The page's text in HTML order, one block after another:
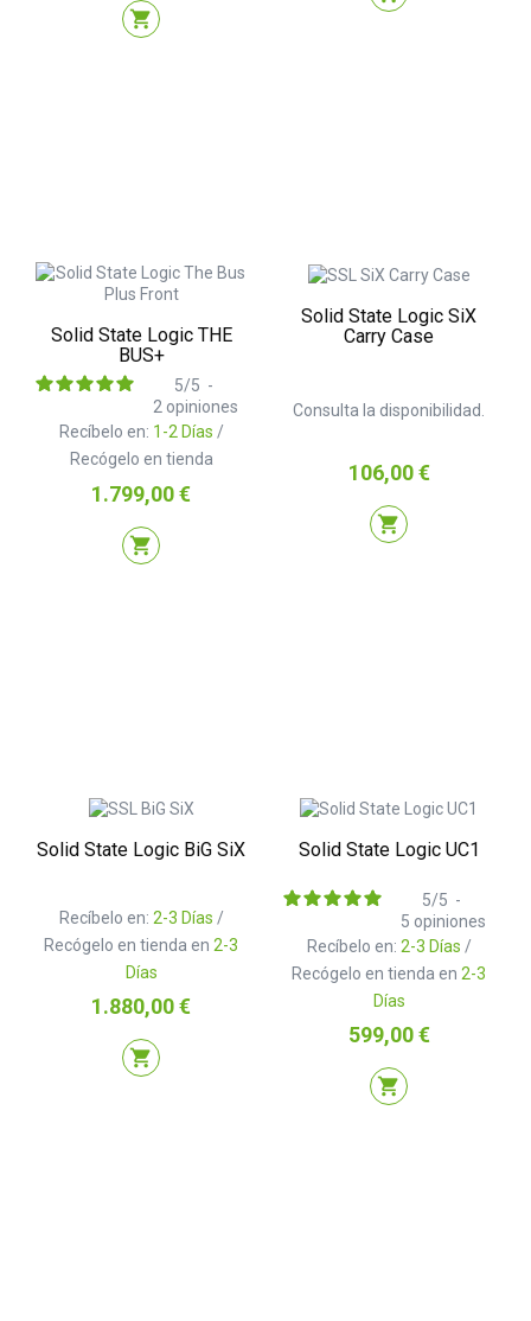
shopping_cart
Solid State Logic THE
BUS+
Recíbelo en: 1-2 Días /
Recógelo en tienda
5/5 -
2 opiniones
Precio
1.799,00 €
shopping_cart
Solid State Logic SiX
Carry Case
Consulta la disponibilidad.
Precio
106,00 €
shopping_cart
Solid State Logic BiG SiX
Recíbelo en: 2-3 Días /
Recógelo en tienda en 2-3
Días
Precio
1.880,00 €
shopping_cart
Solid State Logic UC1
Recíbelo en: 2-3 Días /
Recógelo en tienda en 2-3
Días
5/5 -
5 opiniones
Precio
599,00 €
shopping_cart